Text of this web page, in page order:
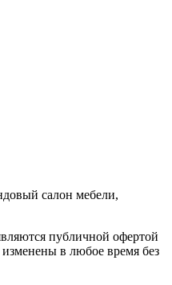
салон мебели,
публичной офертой
в любое время без